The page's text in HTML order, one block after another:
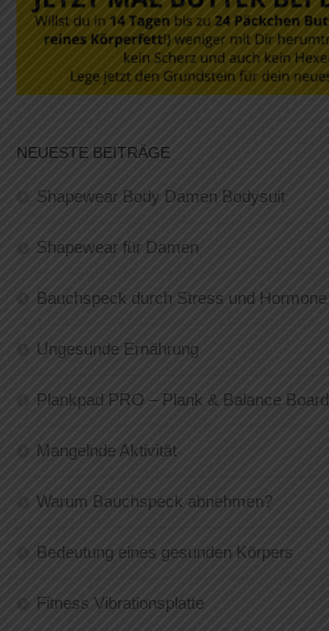
NEUESTE BEITRÄGE
Shapewear Body Damen Bodysuit
Shapewear für Damen
Bauchspeck durch Stress und Hormone
Ungesunde Ernährung
Plankpad PRO – Plank & Balance Board
Mangelnde Aktivität
Warum Bauchspeck abnehmen?
Bedeutung eines gesunden Körpers
Fitness Vibrationsplatte